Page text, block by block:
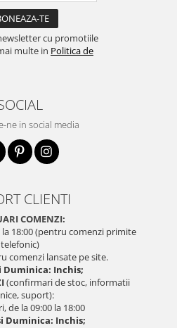
cu promotiile
multe in Politica de
ne in social media
CLIENTI
COMENZI:
la 18:00 (pentru comenzi primite
telefonic)
comenzi lansate pe site.
Duminica: Inchis;
(confirmari de stoc, informatii
suport):
de la 09:00 la 18:00
Duminica: Inchis;